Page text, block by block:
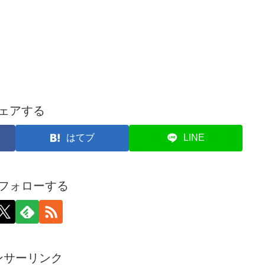
アする
はてブ LINE
ォローする
サーリンク